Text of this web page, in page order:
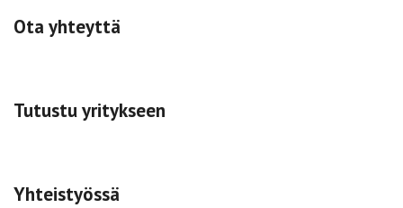
Ota yhteyttä
Tutustu yritykseen
Yhteistyössä